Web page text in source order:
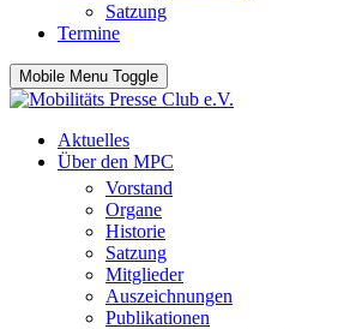
Satzung
Termine
Mobile Menu Toggle
Aktuelles
Über den MPC
Vorstand
Organe
Historie
Satzung
Mitglieder
Auszeichnungen
Publikationen